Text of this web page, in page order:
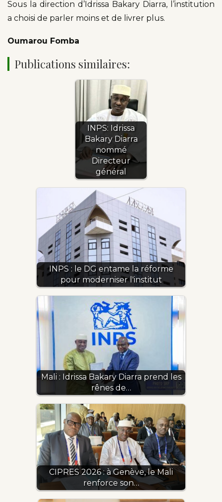
Sous la direction d’Idrissa Bakary Diarra, l’institution
a choisi de parler moins et de livrer plus.
Oumarou Fomba
Publications similaires:
INPS: Idrissa
Bakary Diarra
nommé
Directeur
général
INPS : le DG entame la réforme
pour moderniser l'institut
Mali : Idrissa Bakary Diarra prend les
rênes de…
CIPRES 2026 : à Genève, le Mali
renforce son…